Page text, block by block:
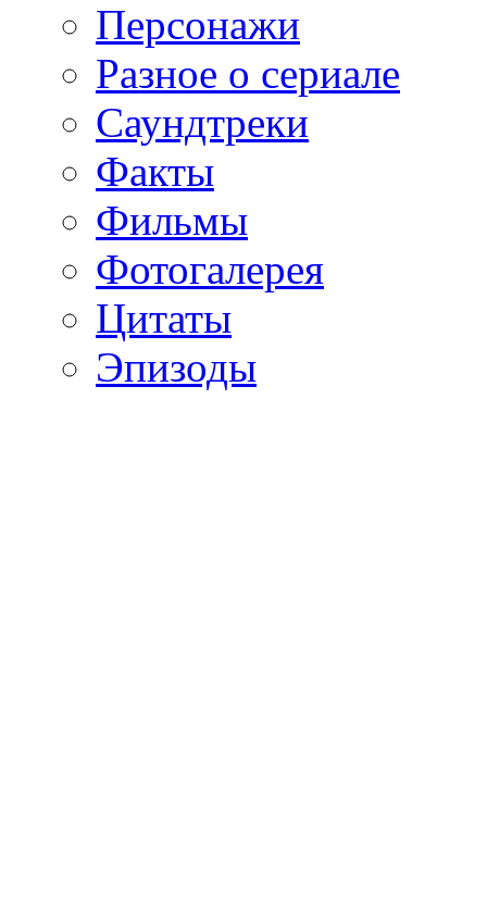
Персонажи
Разное о сериале
Саундтреки
Факты
Фильмы
Фотогалерея
Цитаты
Эпизоды